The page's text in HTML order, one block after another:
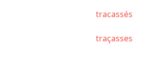
tracassés
traçasses